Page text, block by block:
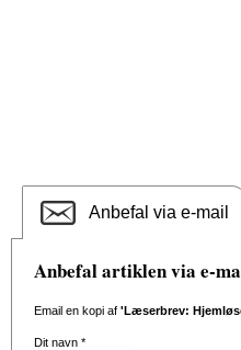
Anbefal via e-mail
Anbefal artiklen via e-
Email en kopi af 'Læserbrev:
Dit navn *